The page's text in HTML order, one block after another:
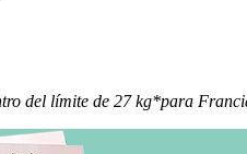
del límite de 27 kg*para